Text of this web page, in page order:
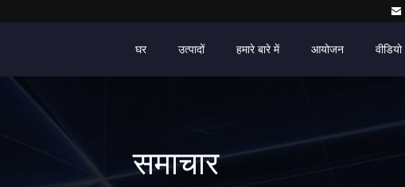
घर उत्पादों हमारे बारे में आयोजन वीडियो
समाचार